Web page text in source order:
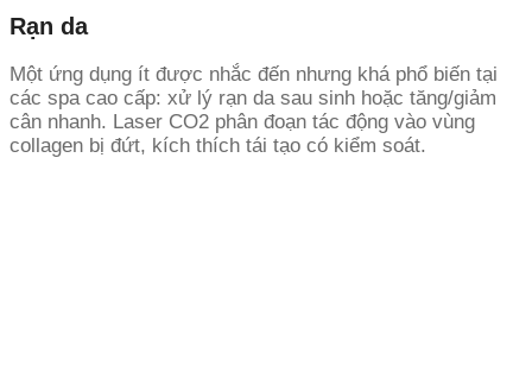
Rạn da
Một ứng dụng ít được nhắc đến nhưng khá phổ biến tại
các spa cao cấp: xử lý rạn da sau sinh hoặc tăng/giảm
cân nhanh. Laser CO2 phân đoạn tác động vào vùng
collagen bị đứt, kích thích tái tạo có kiểm soát.